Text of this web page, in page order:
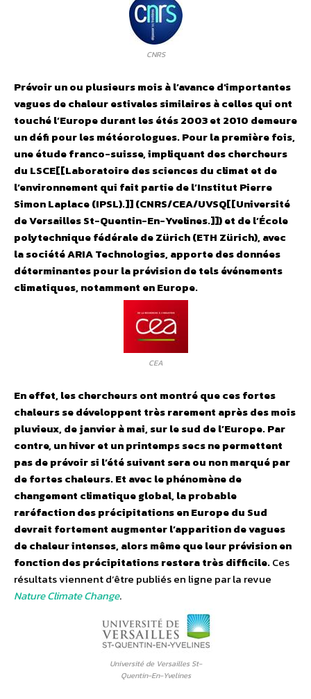
CNRS
Prévoir un ou plusieurs mois à l’avance d’importantes
vagues de chaleur estivales similaires à celles qui ont
touché l’Europe durant les étés 2003 et 2010 demeure
un défi pour les météorologues. Pour la première fois,
une étude franco-suisse, impliquant des chercheurs
du LSCE[[Laboratoire des sciences du climat et de
l’environnement qui fait partie de l’Institut Pierre
Simon Laplace (IPSL).]] (CNRS/CEA/UVSQ[[Université
de Versailles St-Quentin-En-Yvelines.]]) et de l’École
polytechnique fédérale de Zürich (ETH Zürich), avec
la société ARIA Technologies, apporte des données
déterminantes pour la prévision de tels événements
climatiques, notamment en Europe.
CEA
En effet, les chercheurs ont montré que ces fortes
chaleurs se développent très rarement après des mois
pluvieux, de janvier à mai, sur le sud de l’Europe. Par
contre, un hiver et un printemps secs ne permettent
pas de prévoir si l’été suivant sera ou non marqué par
de fortes chaleurs. Et avec le phénomène de
changement climatique global, la probable
raréfaction des précipitations en Europe du Sud
devrait fortement augmenter l’apparition de vagues
de chaleur intenses, alors même que leur prévision en
fonction des précipitations restera très difficile.Ces
résultats viennent d’être publiés en ligne par la revue
Nature Climate Change.
Université de Versailles St-
Quentin-En-Yvelines